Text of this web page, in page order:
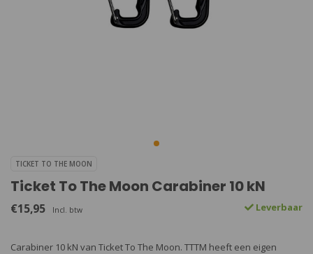
TICKET TO THE MOON
Ticket To The Moon Carabiner 10 kN
€15,95 Incl. btw Leverbaar
Carabiner 10 kN van Ticket To The Moon. TTTM heeft een eigen